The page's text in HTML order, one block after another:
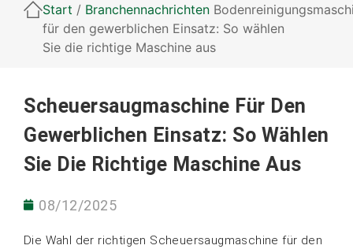
Start / Branchennachrichten
für den gewerblichen Einsatz: So wählen
Sie die richtige Maschine aus
Scheuersaugmaschine Für Den
Gewerblichen Einsatz: So Wählen
Sie Die Richtige Maschine Aus
08/12/2025
Die Wahl der richtigen Scheuersaugmaschine für den